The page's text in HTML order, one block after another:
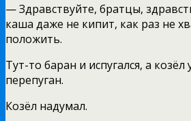
— Здравствуйте, братцы,
каша даже не кипит, как раз не
положить.
Тут-то баран и испугался, а
перепуган.
Козёл надумал.